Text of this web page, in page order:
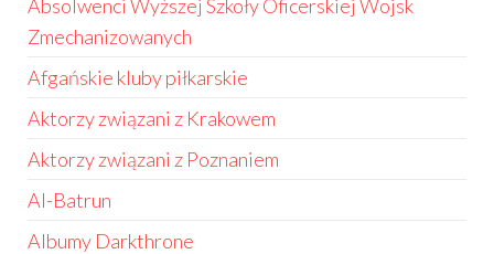
Absolwenci Wyższej Szkoły Oficerskiej Wojsk
Zmechanizowanych
Afgańskie kluby piłkarskie
Aktorzy związani z Krakowem
Aktorzy związani z Poznaniem
Al-Batrun
Albumy Darkthrone